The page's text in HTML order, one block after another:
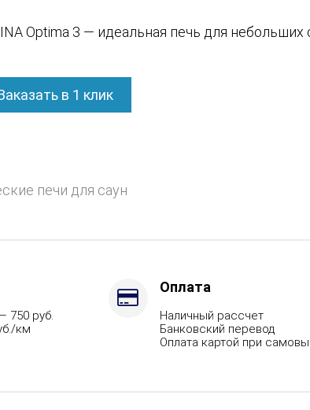
Optima 3 — идеальная печь для
в 1 клик
печи для саун
750 руб.
км
Оплата
Наличный рассчет
Банковский перевод
Оплата картой при